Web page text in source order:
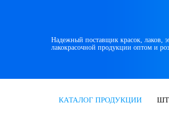
Надежный поставщик красок, лаков,
лакокрасочной продукции оптом и
КАТАЛОГ ПРОДУКЦИИ